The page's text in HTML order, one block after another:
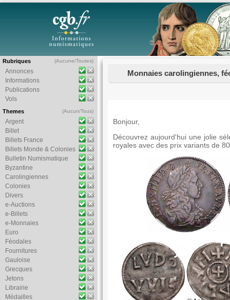
Rubriques (Aucune/Toutes)
Annonces
Informations
Publications
Vols
Themes (Aucun/Tous)
Argent
Billet
Billets France
Billets Monde & Colonies
Bulletin Numismatique
Byzantine
Carolingiennes
Colonies
Divers
e-Auctions
e-Billets
e-Monnaies
Euro
Féodales
Fournitures
Gauloise
Grecques
Jetons
Librairie
Médailles
Monnaies carolingiennes,
Bonjour,
Découvrez aujourd'hui une jolie
royales avec des prix variants de